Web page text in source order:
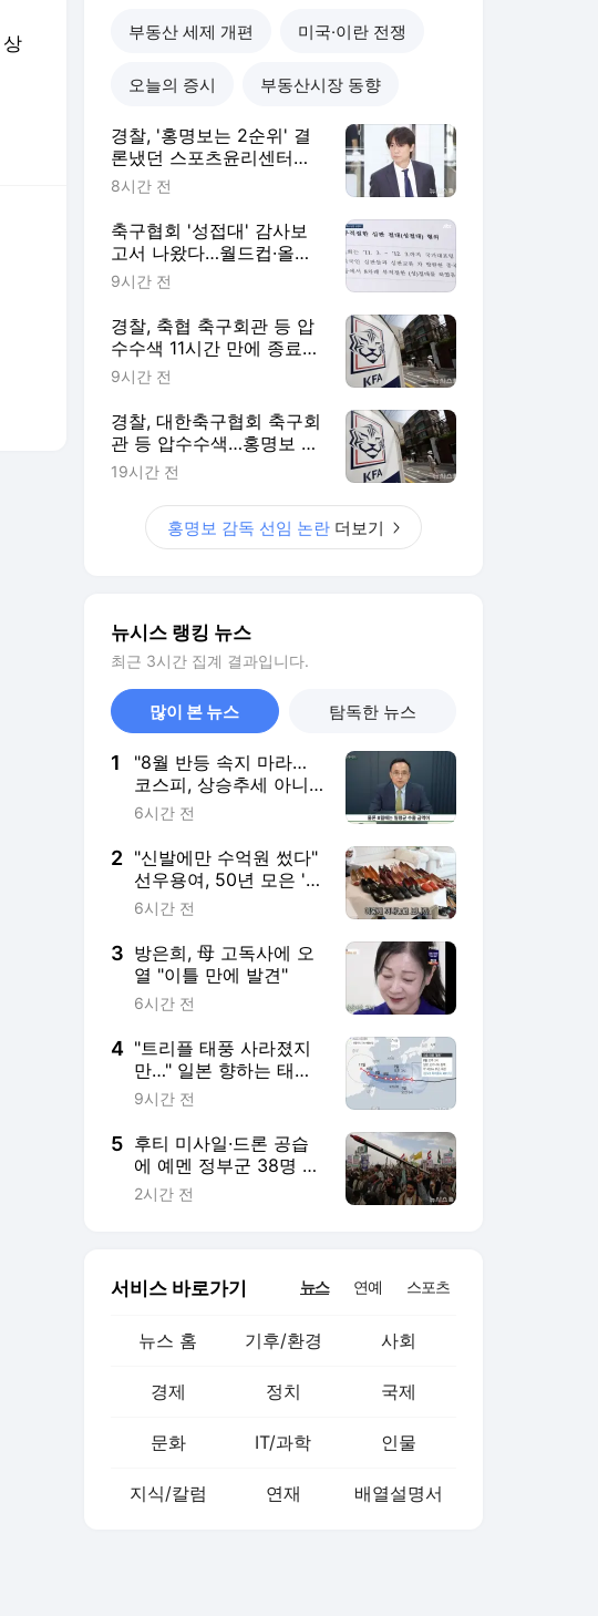
부동산 세제 개편 미국·이란 전쟁
오늘의 증시 부동산시장 동향
경찰, '홍명보는 2순위' 결
론냈던 스포츠윤리센터도
압수수색
8시간 전
축구협회 '성접대' 감사보
고서 나왔다…월드컵·올림
픽 심판 포함
9시간 전
경찰, 축협 축구회관 등 압
수수색 11시간 만에 종료
(종합)
9시간 전
경찰, 대한축구협회 축구회
관 등 압수수색…홍명보 소
환 이틀만
19시간 전
홍명보 감독 선임 논란 더보기
뉴시스 랭킹 뉴스
최근 3시간 집계 결과입니다.
많이 본 뉴스 탐독한 뉴스
1
"8월 반등 속지 마라…
코스피, 상승추세 아니
라 '조정국면'"
6시간 전
2 "신발에만 수억원 썼다"
선우용여, 50년 모은 '명
품 구두' 컬렉션
6시간 전
3 방은희, 母 고독사에 오
열 "이틀 만에 발견"
6시간 전
4 "트리플 태풍 사라졌지
만…" 일본 향하는 태풍
돌핀·찬홈, 진로 '급변'
9시간 전
5 후티 미사일·드론 공습
에 예멘 정부군 38명 사
망…"보복할 것" 예고(종
2시간 전
서비스 바로가기 뉴스 연예 스포츠
뉴스 홈 기후/환경 사회
경제 정치 국제
문화 IT/과학 인물
지식/칼럼 연재 배열설명서